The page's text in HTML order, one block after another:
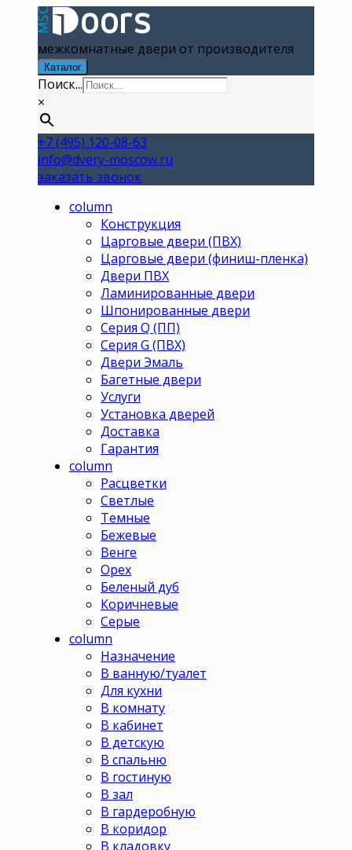
межкомнатные двери от производителя
Каталог
Поиск...
×
+7 (495) 120-08-63
info@dvery-moscow.ru
заказать звонок
column
Конструкция
Царговые двери (ПВХ)
Царговые двери (финиш-пленка)
Двери ПВХ
Ламинированные двери
Шпонированные двери
Серия Q (ПП)
Серия G (ПВХ)
Двери Эмаль
Багетные двери
Услуги
Установка дверей
Доставка
Гарантия
column
Расцветки
Светлые
Темные
Бежевые
Венге
Орех
Беленый дуб
Коричневые
Серые
column
Назначение
В ванную/туалет
Для кухни
В комнату
В кабинет
В детскую
В спальню
В гостиную
В зал
В гардеробную
В коридор
В кладовку